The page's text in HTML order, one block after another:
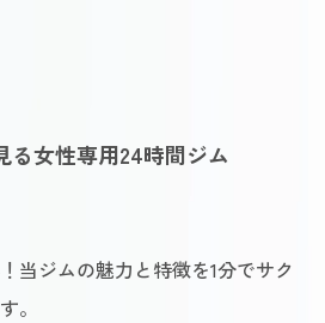
る女性専用24時間ジム
当ジムの魅力と特徴を1分でサク
。